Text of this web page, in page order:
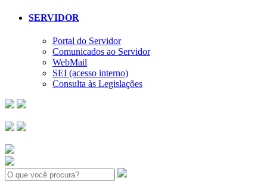
SERVIDOR
Portal do Servidor
Comunicados ao Servidor
WebMail
SEI (acesso interno)
Consulta às Legislações
Search: